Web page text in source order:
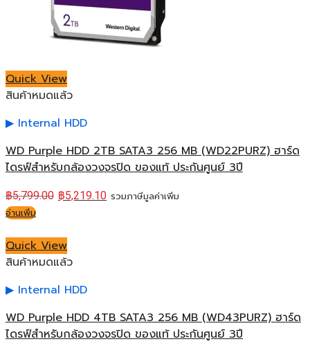
Quick View
สินค้าหมดแล้ว
Internal HDD
WD Purple HDD 2TB SATA3 256 MB (WD22PURZ) ฮาร์ด
ไดรฟ์สำหรับกล้องวงจรปิด ของแท้ ประกันศูนย์ 3ปี
฿5,799.00 ฿5,219.10 รวมภาษีมูลค่าเพิ่ม
อ่านเพิ่ม
Quick View
สินค้าหมดแล้ว
Internal HDD
WD Purple HDD 4TB SATA3 256 MB (WD43PURZ) ฮาร์ด
ไดรฟ์สำหรับกล้องวงจรปิด ของแท้ ประกันศูนย์ 3ปี